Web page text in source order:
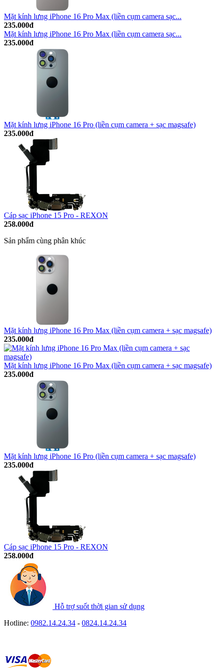
Mặt kính lưng iPhone 16 Pro Max (liền cụm camera sạc...
235.000đ
Mặt kính lưng iPhone 16 Pro Max (liền cụm camera sạc...
235.000đ
Mặt kính lưng iPhone 16 Pro (liền cụm camera + sạc magsafe)
235.000đ
Cáp sạc iPhone 15 Pro - REXON
258.000đ
Sản phẩm cùng phân khúc
Mặt kính lưng iPhone 16 Pro Max (liền cụm camera + sạc magsafe)
235.000đ
Mặt kính lưng iPhone 16 Pro Max (liền cụm camera + sạc magsafe)
235.000đ
Mặt kính lưng iPhone 16 Pro (liền cụm camera + sạc magsafe)
235.000đ
Cáp sạc iPhone 15 Pro - REXON
258.000đ
Hỗ trợ suốt thời gian sử dụng
Hotline: 0982.14.24.34 - 0824.14.24.34